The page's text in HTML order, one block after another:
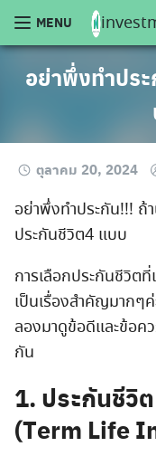
Skip
to
content
MENU
อย่าพึ่งทำปร
ตุลาคม 20, 2024
อย่าพึ่งทำประกัน!!! ถ้
ประกันชีวิต4 แบบ
การเลือกประกันชีวิต
เป็นเรื่องสำคัญมากๆค่
ลองมาดูข้อดีและข้อ
กัน
1. ประกันชีวิ
(Term Life